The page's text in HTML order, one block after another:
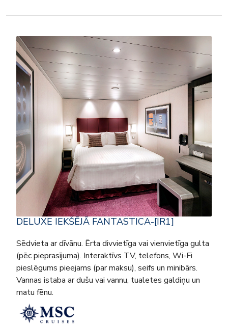
DELUXE IEKŠĒJĀ FANTASTICA-[IR1]
Sēdvieta ar dīvānu. Ērta divvietīga vai vienvietīga gulta
(pēc pieprasījuma). Interaktīvs TV, telefons, Wi-Fi
pieslēgums pieejams (par maksu), seifs un minibārs.
Vannas istaba ar dušu vai vannu, tualetes galdiņu un
matu fēnu.